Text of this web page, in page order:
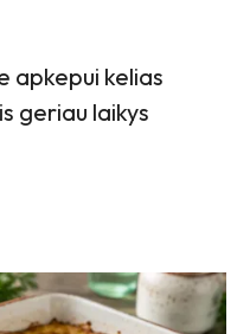
apkepui kelias
geriau laikys